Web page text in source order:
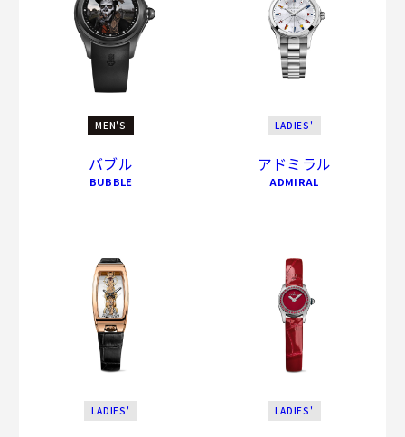
MEN'S
バブル
BUBBLE
LADIES'
アドミラル
ADMIRAL
LADIES' LADIES'